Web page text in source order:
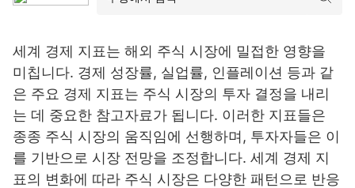
세계 경제 지표는 해외 주식 시장에 밀접한 영향을
미칩니다. 경제 성장률, 실업률, 인플레이션 등과 같
은 주요 경제 지표는 주식 시장의 투자 결정을 내리
는 데 중요한 참고자료가 됩니다. 이러한 지표들은
종종 주식 시장의 움직임에 선행하며, 투자자들은 이
를 기반으로 시장 전망을 조정합니다. 세계 경제 지
표의 변화에 따라 주식 시장은 다양한 패턴으로 반응